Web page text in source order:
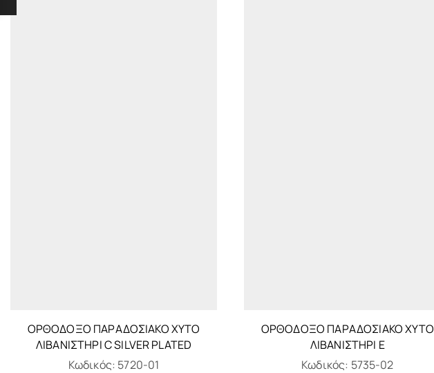
ΟΡΘΌΔΟΞΟ ΠΑΡΑΔΟΣΙΑΚΌ ΧΥΤΌ
ΛΙΒΑΝΙΣΤΉΡΙ C SILVER PLATED
Κωδικός: 5720-01
ΟΡΘΌΔΟΞΟ ΠΑΡΑΔΟΣΙΑΚΌ ΧΥΤΌ
ΛΙΒΑΝΙΣΤΉΡΙ E
Κωδικός: 5735-02